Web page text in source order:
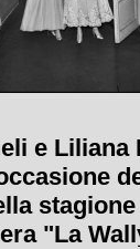
e Liliana
"La